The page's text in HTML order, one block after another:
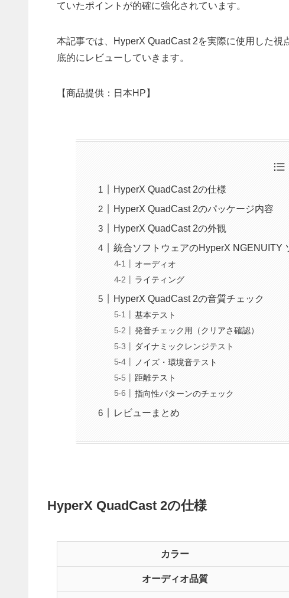
ていたポイントが的確に強化されています。
本記事では、HyperX QuadCast 2を実際に使用した
底的にレビューしていきます。
【商品提供：日本HP】
HyperX QuadCast 2の仕様
HyperX QuadCast 2のパッケージ内容
HyperX QuadCast 2の外観
統合ソフトウェアのHyperX NGENUITY
オーディオ
ライティング
HyperX QuadCast 2の音質チェック
基本テスト
発音チェック用（クリアさ確認）
ダイナミックレンジテスト
ノイズ・環境音テスト
距離テスト
指向性パターンのチェック
レビューまとめ
HyperX QuadCast 2の仕様
カラー
オーディオ品質